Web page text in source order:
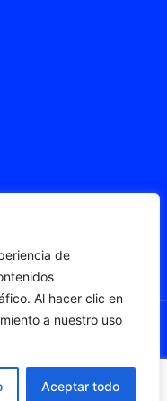
de
Al hacer clic en
a nuestro uso
Aceptar todo